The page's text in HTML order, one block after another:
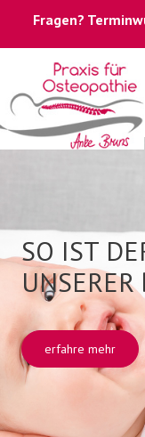
Fragen?
SO IST
UNSERER
erfahre mehr